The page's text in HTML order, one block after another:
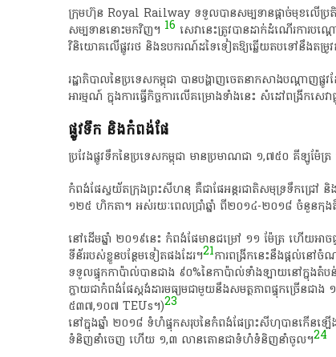
ក្រុមហ៊ុន​ Royal​ Railway​ ទទួល​បាន​សម្បទាន​ផ្តាច់មុខ​លើ​ប្រតិបត្
សម្បទាន​នោះ​មក​វិញ​។​ 16 សេវា​នេះ​ត្រូវ​បាន​ដាក់​ដំណើរការ​
វិនិយោគ​លើ​ផ្លូវ​រថ​ និង​ឧបករណ៍​ដទៃ​ទៀត​ឱ្យ​ឆ្លើយ​តប​ទៅ​នឹង​តម្រូ
រដ្ឋាភិបាល​នៃ​ប្រទេស​កម្ពុជា​ បាន​បង្ហាញ​ចេតនា​កសាង​បណ្តា
អារម្មណ៍​ ក្នុង​ការ​ធ្វើ​កិច្ចការ​លើ​គម្រោង​ទាំងនេះ​ សំដៅ​ពង្រីក​សេវា​
​ផ្លូវទឹក​ និង​កំពង់​ផែ​
ប្រវែង​ផ្លូវទឹក​នៃ​ប្រទេស​កម្ពុជា​ មាន​ប្រមាណ​ជា​ ១,៧៥០​ គីឡូម៉ែត្រ​
កំពង់​ផែ​ស្វយ័ត​ក្រុងព្រះសីហនុ​ គឺជា​ផែ​អន្តរជាតិ​សមុទ្រ​ទឹក​ជ្រៅ​ និ
១២៥​ ហិ​កតា​។​ អស់​រយៈពេល​ប្រាំ​ឆ្នាំ​ ពី​២០១៤-២០១៨​ ចំនួន​កុងតឺ
នៅ​ដើមឆ្នាំ​ ២០១៩​នេះ​ កំពង់​ផែ​មាន​ជម្រៅ​ ១១​ ម៉ែត្រ​ ហើយ​អា
ទី​ន័​រ​របស់​ខ្លួន​បន្ថែម​ទៀត​ផង​ដែរ​។​21ការ​ពង្រីក​នេះ​នឹង​ផ្តល់​នៅ​
ទទួល​ផ្ទុក​កា​ប៉ា​ល់​បាន​ជាង​ ៩០%​នៃ​កា​ប៉ា​ល់​ទាំងឡាយ​នៅ​ក្នុង​តំ
ក្លាយជា​កំពង់​ផែ​ស្ដង់ដារ​មធ្យម​ជាមួយនឹង​សមត្ថភាព​ផ្ទុក​ច្រើន​ជា
៥៣៧,១០៧​ TEUs​។​)23
នៅ​ក្នុង​ឆ្នាំ​ ២០១៨​ ទំហំ​ផ្ទុក​សរុប​នៃ​កំពង់​ផែ​ព្រះ​សី​ហុ​បាន​កើ
ទំនិញ​នាំ​ចេញ​ ហើយ​ ១,៣​ លាន​តោន​ជា​ទំហំ​ទំនិញ​នាំ​ចូល​។​24